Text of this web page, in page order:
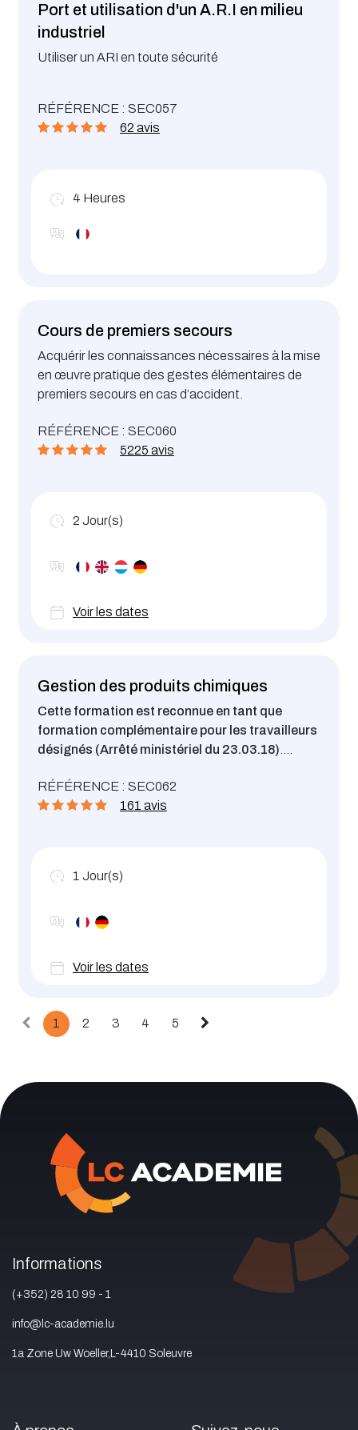
Port et utilisation d'un A.R.I en milieu
industriel
Utiliser un ARI en toute sécurité
RÉFÉRENCE : SEC057
62 avis
4 Heures
Cours de premiers secours
Acquérir les connaissances nécessaires à la mise
en œuvre pratique des gestes élémentaires de
premiers secours en cas d’accident.
RÉFÉRENCE : SEC060
5225 avis
2 Jour(s)
Voir les dates
Gestion des produits chimiques
Cette formation est reconnue en tant que
formation complémentaire pour les travailleurs
désignés (Arrêté ministériel du 23.03.18)
des risques et de leur prévention lors du stockage
et de la manipulation de produits dangereux.
RÉFÉRENCE : SEC062
161 avis
1 Jour(s)
Voir les dates
1 2 3 4 5
Informations
(+352) 28 10 99 - 1
info@lc-academie.lu
1a Zone Uw Woeller,L-4410 Soleuvre